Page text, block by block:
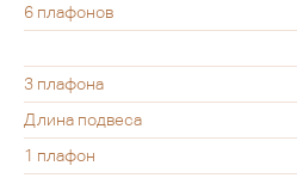
6 плафонов
3 плафона
Длина подвеса
1 плафон